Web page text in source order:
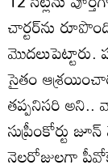
చార్టర్‌ను
మొదలుపెట్టారు.
సైతం
తప్పనిసరి
సుప్రీంకోర్టు
నెలరోజులగా